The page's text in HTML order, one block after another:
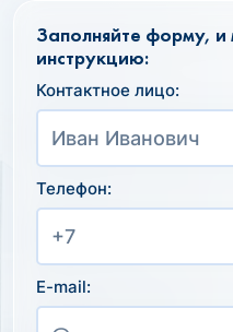
Заполняйте форму,
инструкцию:
Контактное лицо:
Телефон:
E-mail: